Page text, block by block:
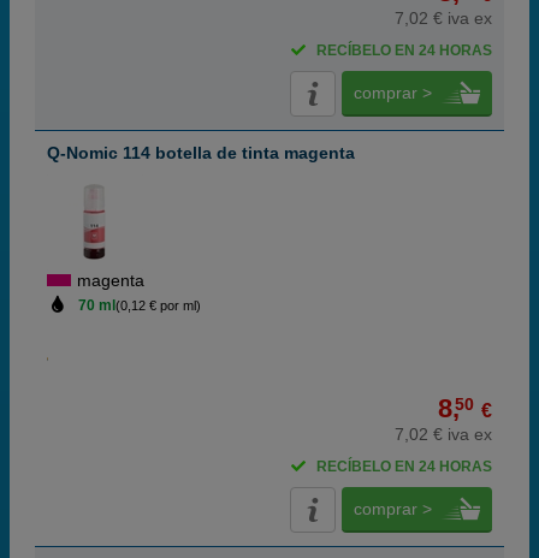
7,02 € iva ex
RECÍBELO EN 24 HORAS
comprar >
Q-Nomic 114 botella de tinta magenta
magenta
70 ml (0,12 € por ml)
8,50 €
7,02 € iva ex
RECÍBELO EN 24 HORAS
comprar >